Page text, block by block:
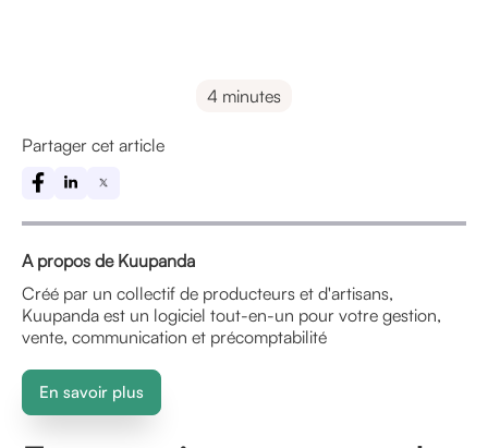
4 minutes
Partager cet article
A propos de Kuupanda
Créé par un collectif de producteurs et d'artisans,
Kuupanda est un logiciel tout-en-un pour votre gestion,
vente, communication et précomptabilité
En savoir plus